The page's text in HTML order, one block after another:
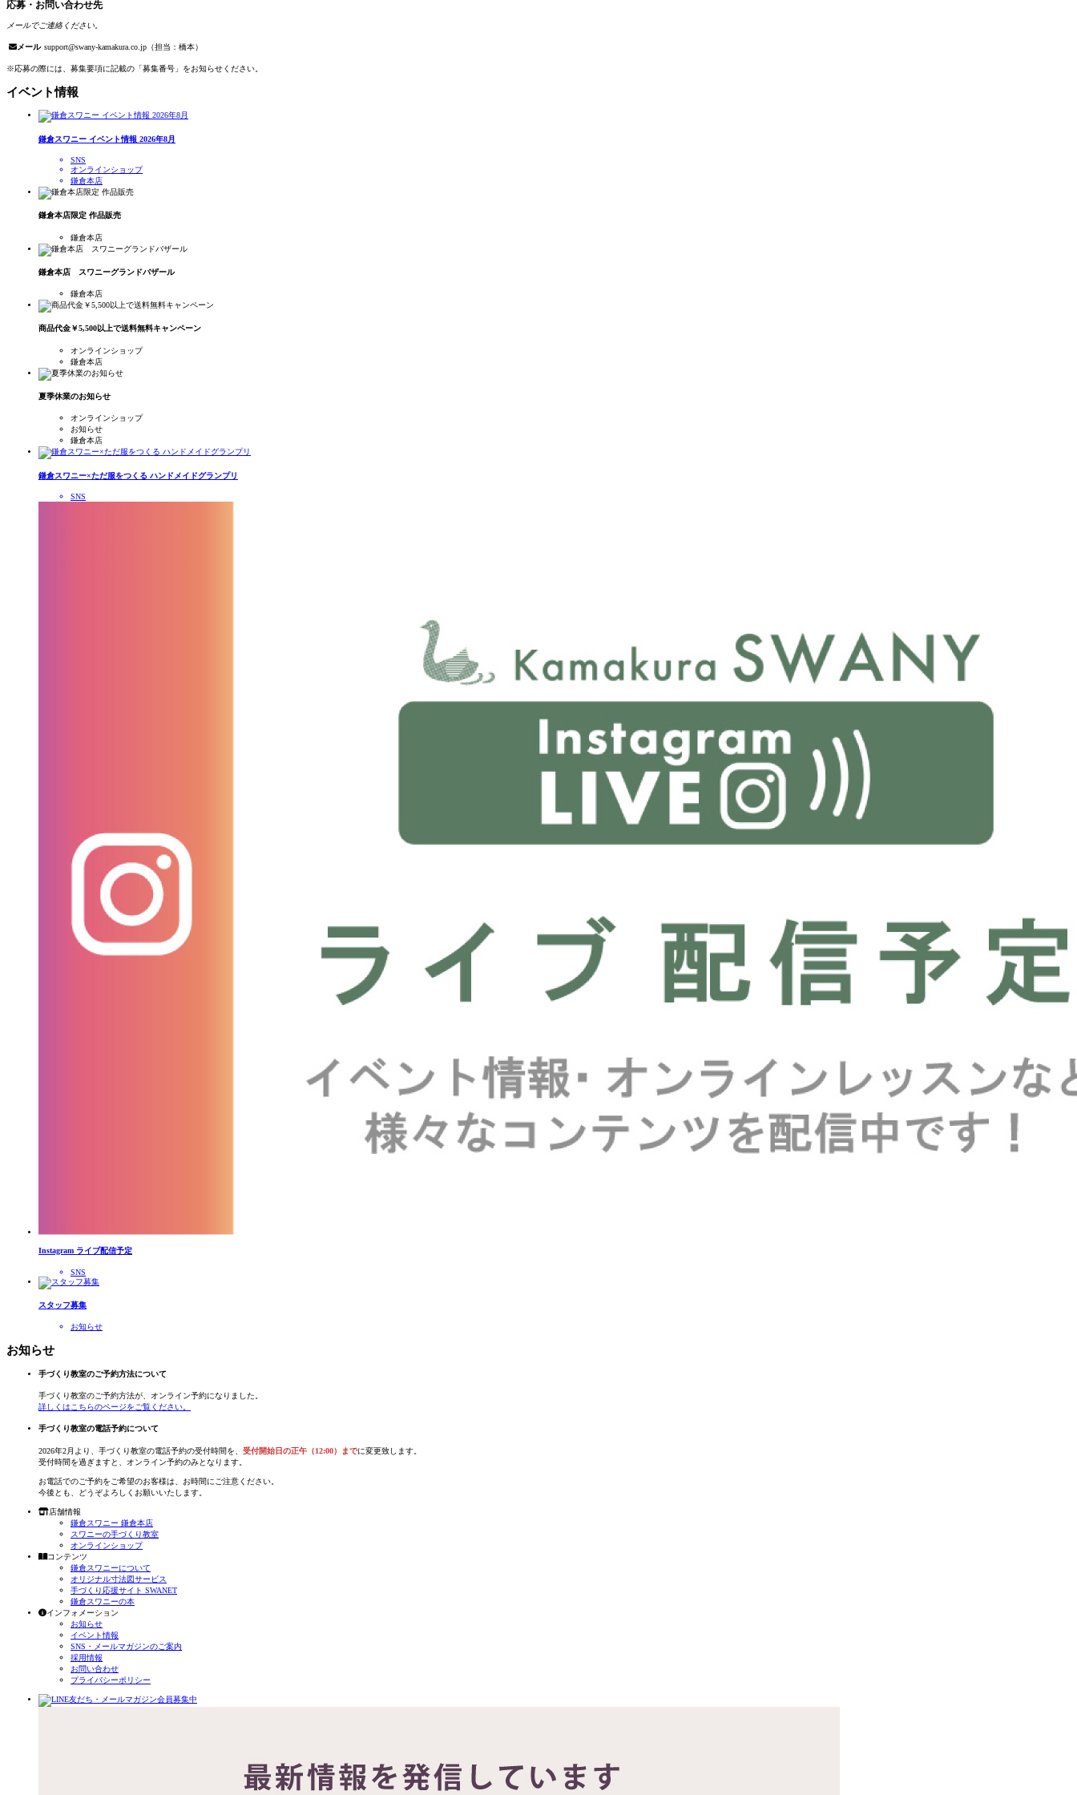
応募・お問い合わせ先
メールでご連絡ください。
メール support@swany-kamakura.co.jp（担当：橋本）
※応募の際には、募集要項に記載の「募集番号」をお知らせください。
イベント情報
鎌倉スワニー イベント情報 2026年8月
SNS
オンラインショップ
鎌倉本店
鎌倉本店限定 作品販売
鎌倉本店
鎌倉本店 スワニーグランドバザール
鎌倉本店
商品代金￥5,500以上で送料無料キャンペーン
オンラインショップ
鎌倉本店
夏季休業のお知らせ
オンラインショップ
お知らせ
鎌倉本店
鎌倉スワニー×ただ服をつくる ハンドメイドグランプリ
SNS
Instagram ライブ配信予定
SNS
スタッフ募集
お知らせ
お知らせ
手づくり教室のご予約方法について
手づくり教室のご予約方法が、オンライン予約になりました。
詳しくはこちらのページをご覧ください。
手づくり教室の電話予約について
2026年2月より、手づくり教室の電話予約の受付時間を、 受付開始日の正午（12:00）までに変更致します。
受付時間を過ぎますと、オンライン予約のみとなります。
お電話でのご予約をご希望のお客様は、お時間にご注意ください。
今後とも、どうぞよろしくお願いいたします。
店舗情報
鎌倉スワニー 鎌倉本店
スワニーの手づくり教室
オンラインショップ
コンテンツ
鎌倉スワニーについて
オリジナル寸法図サービス
手づくり応援サイト SWANET
鎌倉スワニーの本
インフォメーション
お知らせ
イベント情報
SNS・メールマガジンのご案内
採用情報
お問い合わせ
プライバシーポリシー